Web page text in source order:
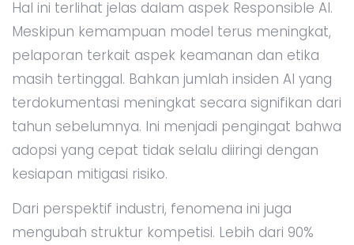
Hal ini terlihat jelas dalam aspek Responsible AI.
Meskipun kemampuan model terus meningkat,
pelaporan terkait aspek keamanan dan etika
masih tertinggal. Bahkan jumlah insiden AI yang
terdokumentasi meningkat secara signifikan dari
tahun sebelumnya. Ini menjadi pengingat bahwa
adopsi yang cepat tidak selalu diiringi dengan
kesiapan mitigasi risiko.
Dari perspektif industri, fenomena ini juga
mengubah struktur kompetisi. Lebih dari 90%